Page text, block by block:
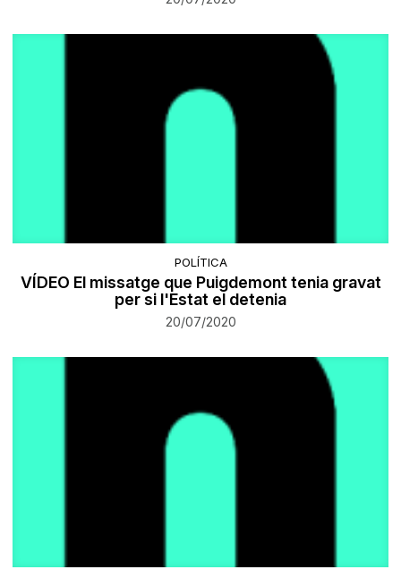
POLÍTICA
VÍDEO El missatge que Puigdemont tenia gravat
per si l'Estat el detenia
20/07/2020